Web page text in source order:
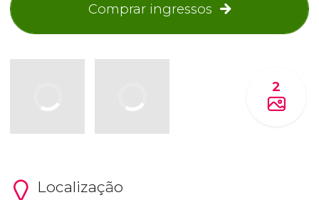
Comprar ingressos
2
Localização